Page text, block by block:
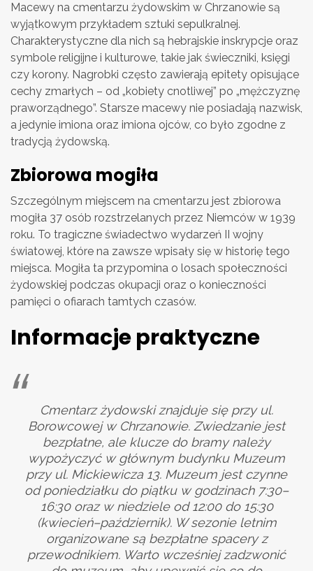
Macewy na cmentarzu żydowskim w Chrzanowie są
wyjątkowym przykładem sztuki sepulkralnej.
Charakterystyczne dla nich są hebrajskie inskrypcje oraz
symbole religijne i kulturowe, takie jak świeczniki, księgi
czy korony. Nagrobki często zawierają epitety opisujące
cechy zmarłych – od „kobiety cnotliwej” po „mężczyznę
praworządnego”. Starsze macewy nie posiadają nazwisk,
a jedynie imiona oraz imiona ojców, co było zgodne z
tradycją żydowską.
Zbiorowa mogiła
Szczególnym miejscem na cmentarzu jest zbiorowa
mogiła 37 osób rozstrzelanych przez Niemców w 1939
roku. To tragiczne świadectwo wydarzeń II wojny
światowej, które na zawsze wpisały się w historię tego
miejsca. Mogiła ta przypomina o losach społeczności
żydowskiej podczas okupacji oraz o konieczności
pamięci o ofiarach tamtych czasów.
Informacje praktyczne
Cmentarz żydowski znajduje się przy ul.
Borowcowej w Chrzanowie. Zwiedzanie jest
bezpłatne, ale klucze do bramy należy
wypożyczyć w głównym budynku Muzeum
przy ul. Mickiewicza 13. Muzeum jest czynne
od poniedziałku do piątku w godzinach 7:30–
16:30 oraz w niedziele od 12:00 do 15:30
(kwiecień–październik). W sezonie letnim
organizowane są bezpłatne spacery z
przewodnikiem. Warto wcześniej zadzwonić